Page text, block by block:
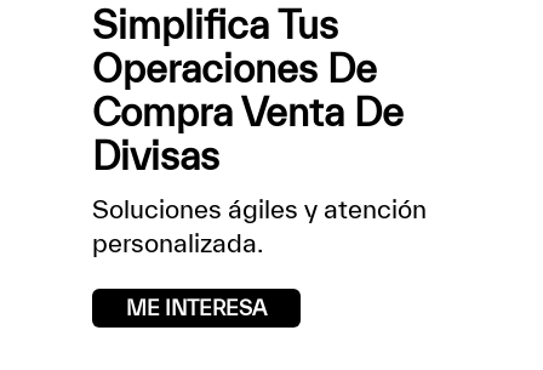
Simplifica Tus
Operaciones De
Compra Venta De
Divisas
Soluciones ágiles y atención
personalizada.
ME INTERESA